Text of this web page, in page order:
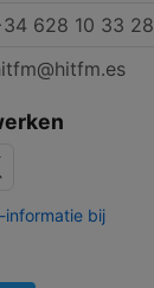
628 10 33 28
informatie bij